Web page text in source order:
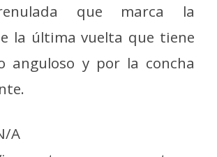
que marca la
la última vuelta que tiene
anguloso y por la concha
A